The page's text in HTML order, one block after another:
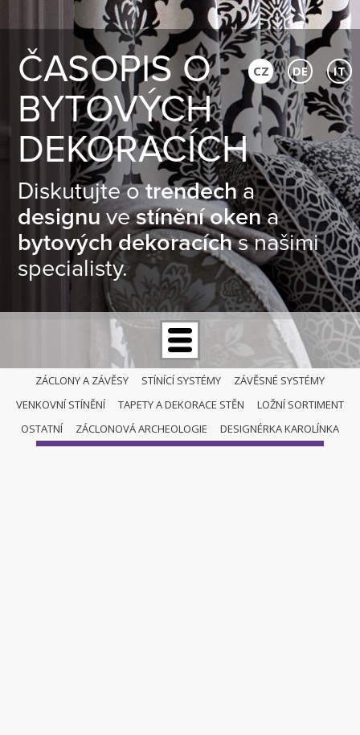
ČASOPIS O
BYTOVÝCH
DEKORACÍCH
Diskutujte otrendecha
designuvestínění okena
bytových dekoracíchs našimi
specialisty.
CZ DE IT
ZÁCLONY A ZÁVĚSY STÍNÍCÍ SYSTÉMY
ZÁVĚSNÉ SYSTÉMY
VENKOVNÍ STÍNĚNÍ
TAPETY A DEKORACE STĚN
LOŽNÍ SORTIMENT
OSTATNÍ
ZÁCLONOVÁ ARCHEOLOGIE DESIGNÉRKA KAROLÍNKA
ZÁCLONY A ZÁVĚSY